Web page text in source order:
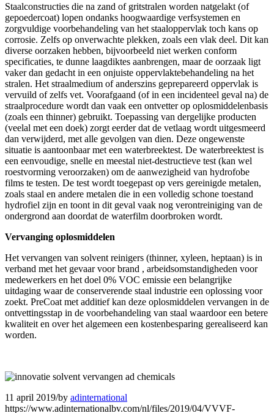
Staalconstructies die na zand of gritstralen worden natgelakt (of
gepoedercoat) lopen ondanks hoogwaardige verfsystemen en
zorgvuldige voorbehandeling van het staaloppervlak toch kans op
corrosie. Zelfs op onverwachte plekken, zoals een vlak deel. Dit kan
diverse oorzaken hebben, bijvoorbeeld niet werken conform
specificaties, te dunne laagdiktes aanbrengen, maar de oorzaak ligt
vaker dan gedacht in een onjuiste oppervlaktebehandeling na het
stralen. Het straalmedium of anderszins geprepareerd oppervlak is
vervuild of zelfs vet. Voorafgaand (of in een incidenteel geval na) de
straalprocedure wordt dan vaak een ontvetter op oplosmiddelenbasis
(zoals een thinner) gebruikt. Toepassing van dergelijke producten
(veelal met een doek) zorgt eerder dat de vetlaag wordt uitgesmeerd
dan verwijderd, met alle gevolgen van dien. Deze ongewenste
situatie is aantoonbaar met een waterbreektest. De waterbreektest is
een eenvoudige, snelle en meestal niet-destructieve test (kan wel
roestvorming veroorzaken) om de aanwezigheid van hydrofobe
films te testen. De test wordt toegepast op vers gereinigde metalen,
zoals staal en andere metalen die in een volledig schone toestand
hydrofiel zijn en toont in dit geval vaak nog verontreiniging van de
ondergrond aan doordat de waterfilm doorbroken wordt.
Vervanging oplosmiddelen
Het vervangen van solvent reinigers (thinner, xyleen, heptaan) is in
verband met het gevaar voor brand , arbeidsomstandigheden voor
medewerkers en het doel 0% VOC emissie een belangrijke
uitdaging waar de conserverende staal industrie een oplossing voor
zoekt. PreCoat met additief kan deze oplosmiddelen vervangen in de
ontvettingsstap in de voorbehandeling van staal waardoor een betere
kwaliteit en over het algemeen een kostenbesparing gerealiseerd kan
worden.
11 april 2019/by adinternational
https://www.adinternationalbv.com/nl/files/2019/04/VVVF-